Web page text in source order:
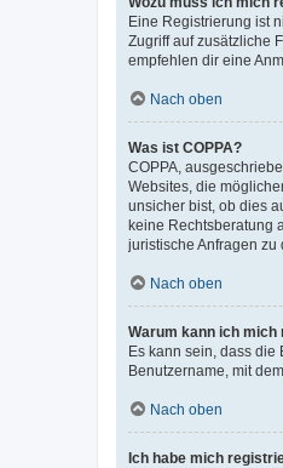
Eine Registrierung ist
Zugriff auf zusätzliche
empfehlen dir eine
Nach oben
Was ist COPPA?
COPPA,
Websites, die
unsicher bist, ob dies
keine Rechtsberatung
juristische Anfragen zu
Nach oben
Warum kann ich
Es kann sein, dass
Benutzername, mit
Nach oben
Ich habe mich